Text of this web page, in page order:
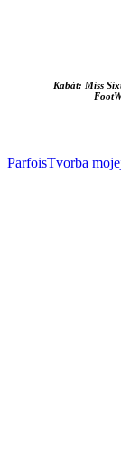
Kabát: Miss
ParfoisTvorba